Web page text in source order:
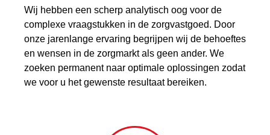
Wij hebben een scherp analytisch oog voor de
complexe vraagstukken in de zorgvastgoed. Door
onze jarenlange ervaring begrijpen wij de behoeftes
en wensen in de zorgmarkt als geen ander. We
zoeken permanent naar optimale oplossingen zodat
we voor u het gewenste resultaat bereiken.